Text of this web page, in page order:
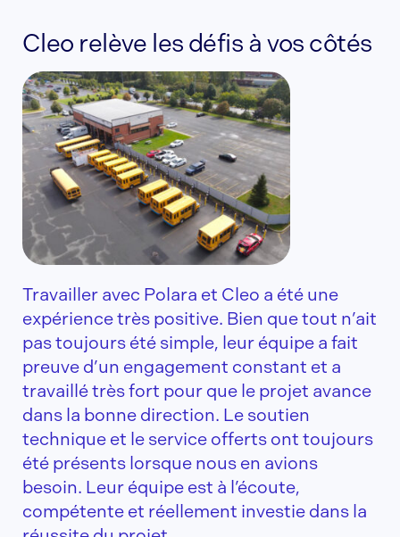
Cleo relève les défis à vos côtés
Travailler avec Polara et Cleo a été une
expérience très positive. Bien que tout n’ait
pas toujours été simple, leur équipe a fait
preuve d’un engagement constant et a
travaillé très fort pour que le projet avance
dans la bonne direction. Le soutien
technique et le service offerts ont toujours
été présents lorsque nous en avions
besoin. Leur équipe est à l’écoute,
compétente et réellement investie dans la